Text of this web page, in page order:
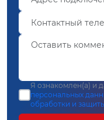
Я ознакомлен(а) и
персональных
обработки и